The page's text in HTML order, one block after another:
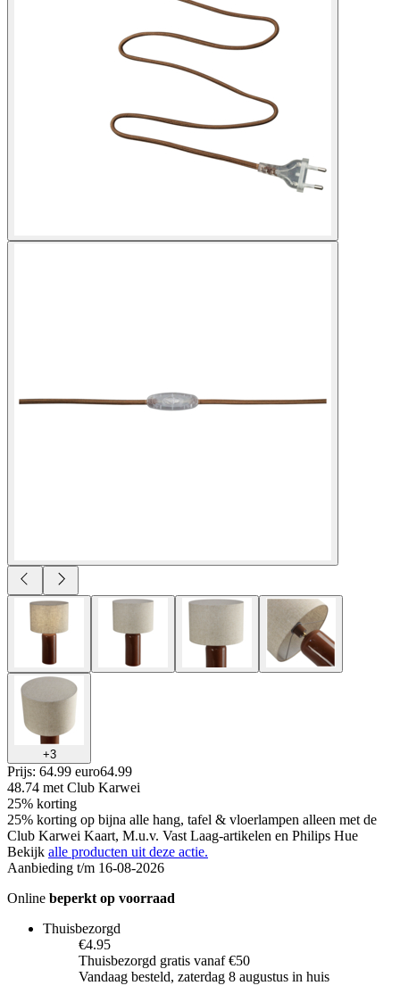
+3
Prijs: 64.99 euro64.99
48.74 met Club Karwei
25% korting
25% korting op bijna alle hang, tafel & vloerlampen alleen met de
Club Karwei Kaart, M.u.v. Vast Laag-artikelen en Philips Hue
Bekijk alle producten uit deze actie.
Aanbieding t/m 16-08-2026
Online beperkt op voorraad
Thuisbezorgd
€4.95
Thuisbezorgd gratis vanaf €50
Vandaag besteld, zaterdag 8 augustus in huis